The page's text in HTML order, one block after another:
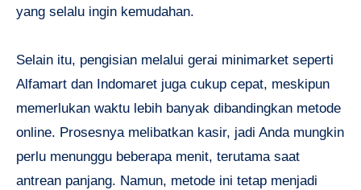
yang selalu ingin kemudahan.
Selain itu, pengisian melalui gerai minimarket seperti
Alfamart dan Indomaret juga cukup cepat, meskipun
memerlukan waktu lebih banyak dibandingkan metode
online. Prosesnya melibatkan kasir, jadi Anda mungkin
perlu menunggu beberapa menit, terutama saat
antrean panjang. Namun, metode ini tetap menjadi